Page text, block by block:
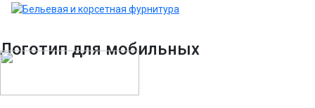
Логотип для мобильных